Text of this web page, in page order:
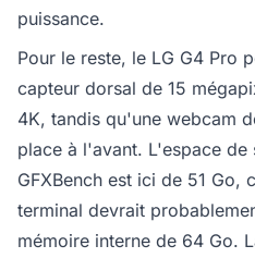
puissance.
Pour le reste, le LG G4 Pro
capteur dorsal de 15
4K, tandis qu'une webcam
place à l'avant. L'espace
GFXBench est ici de 51 Go,
terminal devrait
mémoire interne de 64 Go.